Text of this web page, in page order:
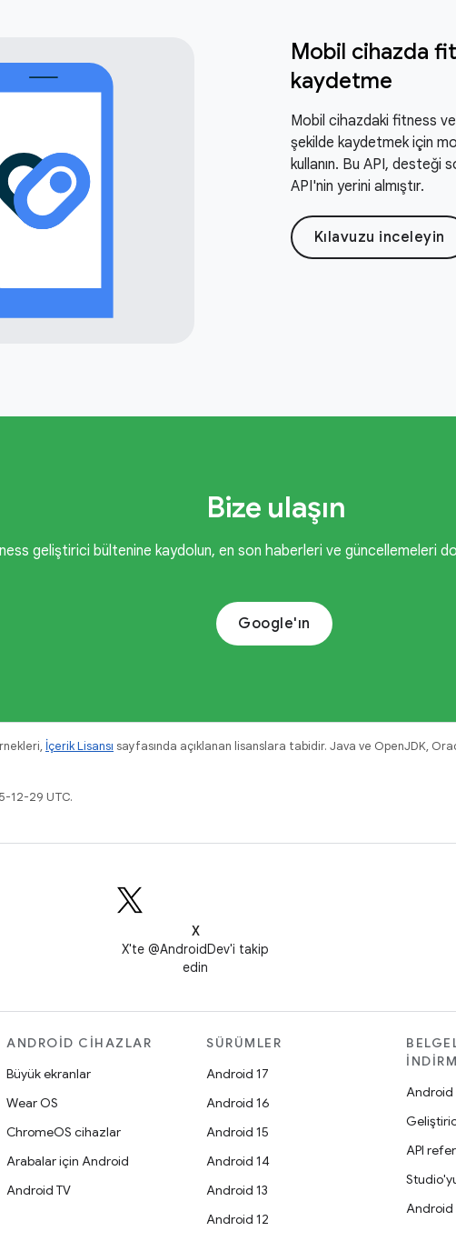
Mobil cihazda
kaydetme
Mobil cihazdaki fitness
şekilde kaydetmek için
kullanın. Bu API, desteği
API'nin yerini almıştır.
Kılavuzu inceleyin
Bize ulaşın
geliştirici bültenine kaydolun, en son haberleri ve güncellemeleri
Google'ın
İçerik Lisansı sayfasında açıklanan lisanslara tabidir. Java ve OpenJDK,
12-29 UTC.
X
X'te @AndroidDev'i takip
edin
ANDROID CIHAZLAR
Büyük ekranlar
Wear OS
ChromeOS cihazlar
Arabalar için Android
Android TV
SÜRÜMLER
Android 17
Android 16
Android 15
Android 14
Android 13
Android 12
Android
API
Android